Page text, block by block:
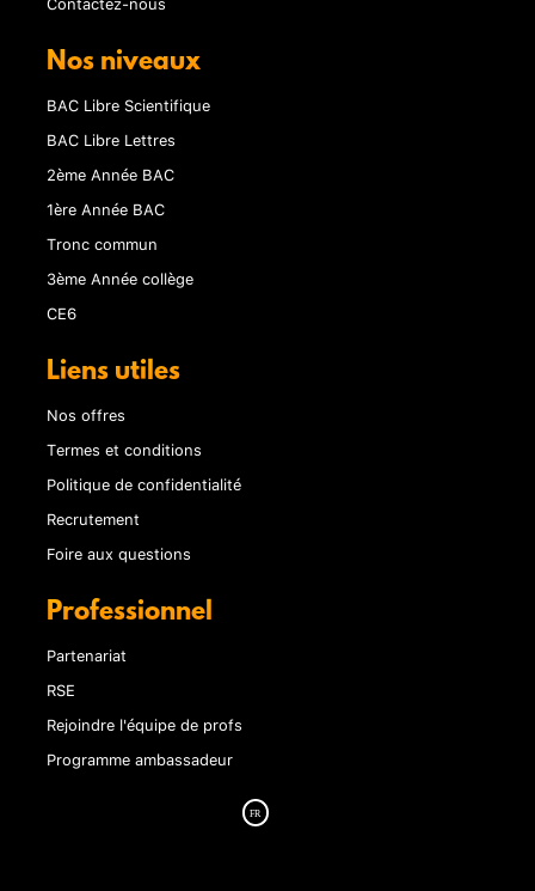
Nos niveaux
BAC Libre Scientifique
BAC Libre Lettres
2ème Année BAC
1ère Année BAC
Tronc commun
3ème Année collège
CE6
Liens utiles
Nos offres
Termes et conditions
Politique de confidentialité
Recrutement
Foire aux questions
Professionnel
Partenariat
RSE
Rejoindre l'équipe de profs
Programme ambassadeur